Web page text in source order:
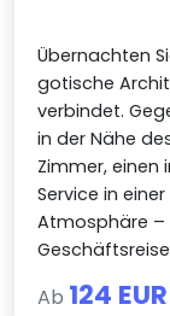
Übernachten
gotische
verbindet.
in der Nähe
Zimmer, einen
Service in
Atmosphäre –
Ab 124 EUR